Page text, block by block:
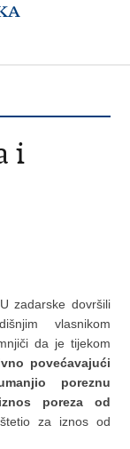
i
zadarske dovršili
vlasnikom
da je tijekom
povećavajući
poreznu
poreza od
za iznos od